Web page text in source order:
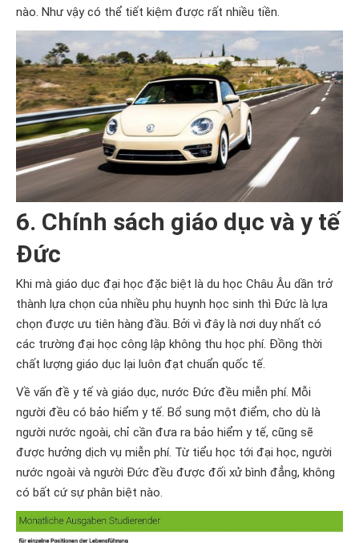
nào. Như vậy có thể tiết kiệm được rất nhiều tiền.
6. Chính sách giáo dục và y tế
Đức
Khi mà giáo dục đại học đặc biệt là du học Châu Âu dần trở
thành lựa chọn của nhiều phụ huynh học sinh thì Đức là lựa
chọn được ưu tiên hàng đầu. Bởi vì đây là nơi duy nhất có
các trường đại học công lập không thu học phí. Đồng thời
chất lượng giáo dục lại luôn đạt chuẩn quốc tế.
Về vấn đề y tế và giáo dục, nước Đức đều miễn phí. Mỗi
người đều có bảo hiểm y tế. Bổ sung một điểm, cho dù là
người nước ngoài, chỉ cần đưa ra bảo hiểm y tế, cũng sẽ
được hưởng dịch vụ miễn phí. Từ tiểu học tới đại học, người
nước ngoài và người Đức đều được đối xử bình đẳng, không
có bất cứ sự phân biệt nào.